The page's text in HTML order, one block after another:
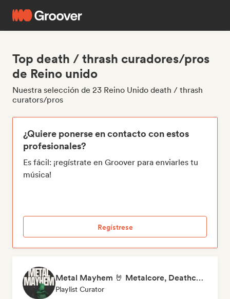
Top death / thrash curadores/pros
de Reino unido
Nuestra selección de 23 Reino Unido death / thrash
curators/pros
¿Quiere ponerse en contacto con estos
profesionales?
Es fácil: ¡regístrate en Groover para enviarles tu
música!
Regístrese
Metal Mayhem 🤘 Metalcore, Deathcore & Progressive Metal
Playlist Curator